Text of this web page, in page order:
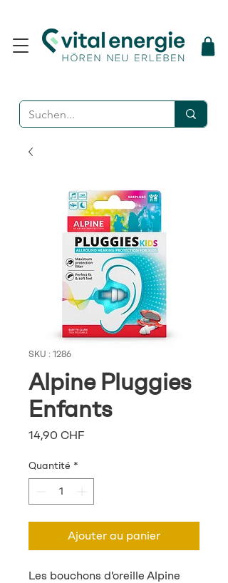
SKU : 1286
Alpine Pluggies
Enfants
14,90 CHFPrix
Quantité *
Ajouter au panier
Les bouchons d'oreille Alpine